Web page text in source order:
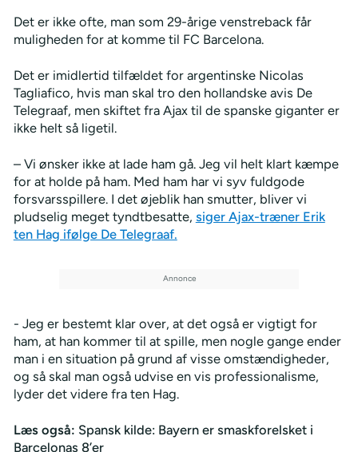
Det er ikke ofte, man som 29-årige venstreback får
muligheden for at komme til FC Barcelona.
Det er imidlertid tilfældet for argentinske Nicolas
Tagliafico, hvis man skal tro den hollandske avis De
Telegraaf, men skiftet fra Ajax til de spanske giganter er
ikke helt så ligetil.
– Vi ønsker ikke at lade ham gå. Jeg vil helt klart kæmpe
for at holde på ham. Med ham har vi syv fuldgode
forsvarsspillere. I det øjeblik han smutter, bliver vi
pludselig meget tyndtbesatte, siger Ajax-træner Erik
ten Hag ifølge De Telegraaf.
- Jeg er bestemt klar over, at det også er vigtigt for
ham, at han kommer til at spille, men nogle gange ender
man i en situation på grund af visse omstændigheder,
og så skal man også udvise en vis professionalisme,
lyder det videre fra ten Hag.
Læs også: Spansk kilde: Bayern er smaskforelsket i
Barcelonas 8’er